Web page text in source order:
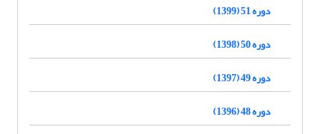
دوره 51 (1399)
دوره 50 (1398)
دوره 49 (1397)
دوره 48 (1396)